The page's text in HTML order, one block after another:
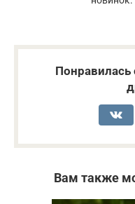
Понравилась
Вам также